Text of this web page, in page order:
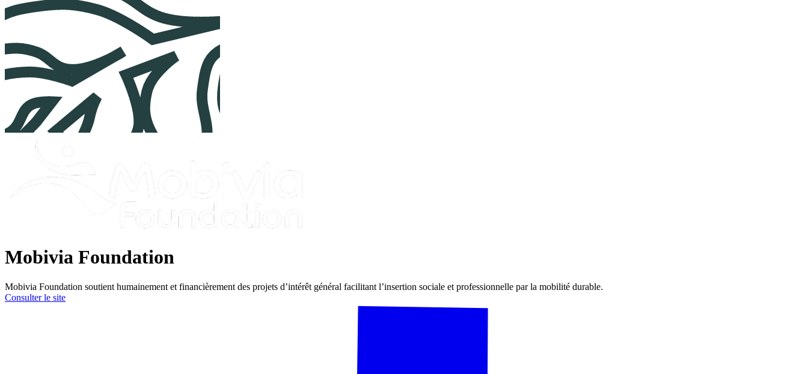
Mobivia Foundation
Mobivia Foundation soutient humainement et financièrement des projets d’intérêt général facilitant l’insertion sociale et professionnelle par la mobilité durable.
Consulter le site